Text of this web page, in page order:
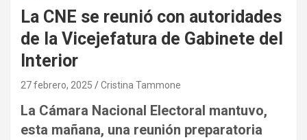
La CNE se reunió con autoridades
de la Vicejefatura de Gabinete del
Interior
27 febrero, 2025 Cristina Tammone
La Cámara Nacional Electoral mantuvo,
esta mañana, una reunión preparatoria